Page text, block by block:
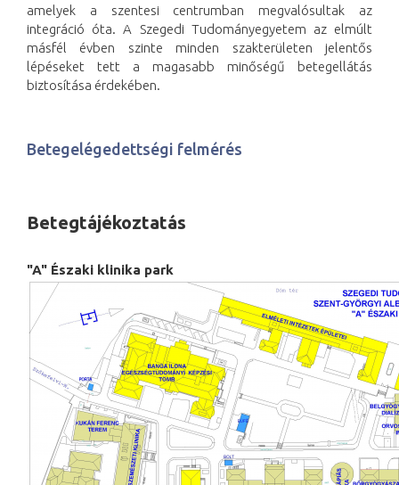
amelyek a szentesi centrumban megvalósultak az
integráció óta. A Szegedi Tudományegyetem az elmúlt
másfél évben szinte minden szakterületen jelentős
lépéseket tett a magasabb minőségű betegellátás
biztosítása érdekében.
Betegelégedettségi felmérés
Betegtájékoztatás
"A" Északi klinika park